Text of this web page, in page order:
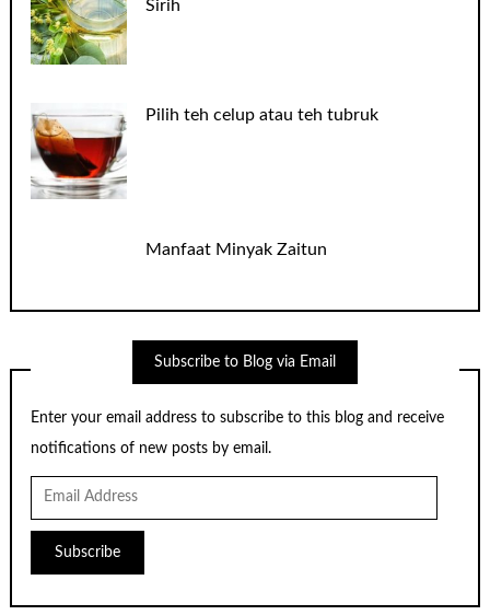
Sirih
Pilih teh celup atau teh tubruk
Manfaat Minyak Zaitun
Subscribe to Blog via Email
Enter your email address to subscribe to this blog and receive
notifications of new posts by email.
Email
Address